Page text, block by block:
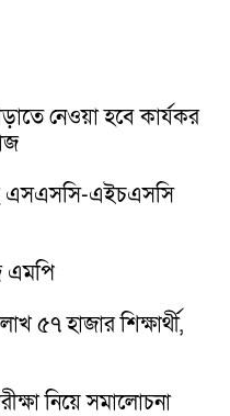
নেওয়া হবে কার্যকর
এসএসসি-এইচএসসি
এমপি
৫৭ হাজার শিক্ষার্থী,
নিয়ে সমালোচনা